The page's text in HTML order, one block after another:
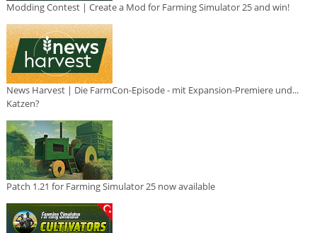
Modding Contest | Create a Mod for Farming Simulator 25 and win!
News Harvest | Die FarmCon-Episode - mit Expansion-Premiere und...
Katzen?
Patch 1.21 for Farming Simulator 25 now available